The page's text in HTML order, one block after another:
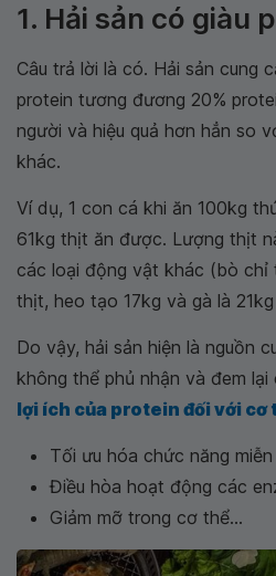
1. Hải sản có giàu
Câu trả lời là có. Hải sản cung
protein tương đương 20%
người và hiệu quả hơn hẳn so
khác.
Ví dụ, 1 con cá khi ăn 100kg
61kg thịt ăn được. Lượng thịt
các loại động vật khác (bò chỉ
thịt, heo tạo 17kg và gà là
Do vậy, hải sản hiện là nguồn
không thể phủ nhận và đem lại
lợi ích của protein đối với cơ
Tối ưu hóa chức năng
Điều hòa hoạt động các
Giảm mỡ trong cơ thể...